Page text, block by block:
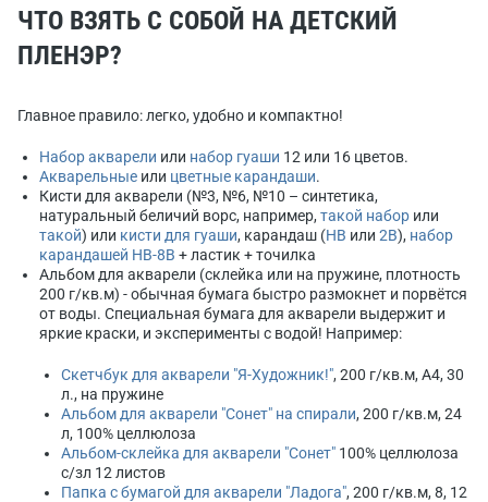
ЧТО ВЗЯТЬ С СОБОЙ НА ДЕТСКИЙ
ПЛЕНЭР?
Главное правило: легко, удобно и компактно!
Набор акварели или набор гуаши 12 или 16 цветов.
Акварельные или цветные карандаши.
Кисти для акварели (№3, №6, №10 – синтетика,
натуральный беличий ворс, например, такой набор или
такой) или кисти для гуаши, карандаш (HB или 2B), набор
карандашей НB-8В + ластик + точилка
Альбом для акварели (склейка или на пружине, плотность
200 г/кв.м) - обычная бумага быстро размокнет и порвётся
от воды. Специальная бумага для акварели выдержит и
яркие краски, и эксперименты с водой! Например:
Скетчбук для акварели "Я-Художник!", 200 г/кв.м, А4, 30
л., на пружине
Альбом для акварели "Сонет" на спирали, 200 г/кв.м, 24
л, 100% целлюлоза
Альбом-склейка для акварели "Сонет" 100% целлюлоза
с/зл 12 листов
Папка с бумагой для акварели "Ладога", 200 г/кв.м, 8, 12